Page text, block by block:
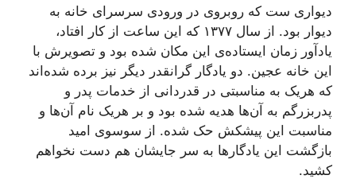
دیواری ست که روبروی در ورودی سرسرای خانه به
دیوار بود. از سال ۱۳۷۷ که این ساعت از کار افتاد،
یادآور زمان ایستاده‌ی این مکان شده بود و تصویرش با
این خانه عجین. دو یادگار گرانقدر دیگر نیز برده شده‌اند
که هریک به مناسبتی در قدردانی از خدمات پدر و
پدربزرگم به آن‌ها هدیه شده بود و بر هریک نام آن‌ها و
مناسبت این پیشکش حک شده. از سوسوی امید
بازگشت این یادگارها به سر جایشان هم دست نخواهم
کشید.